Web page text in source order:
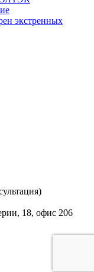
экстренных
18, офис 206